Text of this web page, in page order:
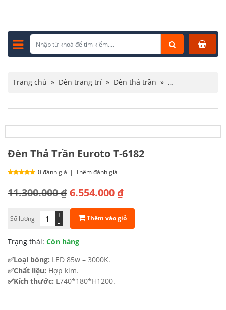
Trang chủ » Đèn trang trí » Đèn thả trần »
Đèn Thả Trần Euroto T-6182
0 đánh giá | Thêm đánh giá
11.300.000₫
Giá
là:
11.300.000 ₫.
6.554.000 ₫
Giá
tại
là:
6.554.000 ₫.
Số lượng -
+ Thêm vào giỏ
Trạng thái: Còn hàng
✅Loại bóng: LED 85w – 3000K.
✅Chất liệu: Hợp kim.
✅Kích thước: L740*180*H1200.